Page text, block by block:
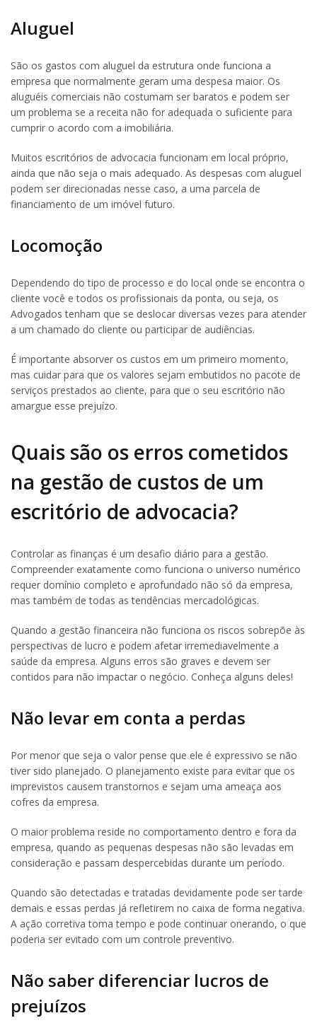
Aluguel
São os gastos com aluguel da estrutura onde funciona a
empresa que normalmente geram uma despesa maior. Os
aluguéis comerciais não costumam ser baratos e podem ser
um problema se a receita não for adequada o suficiente para
cumprir o acordo com a imobiliária.
Muitos escritórios de advocacia funcionam em local próprio,
ainda que não seja o mais adequado. As despesas com aluguel
podem ser direcionadas nesse caso, a uma parcela de
financiamento de um imóvel futuro.
Locomoção
Dependendo do tipo de processo e do local onde se encontra o
cliente você e todos os profissionais da ponta, ou seja, os
Advogados tenham que se deslocar diversas vezes para atender
a um chamado do cliente ou participar de audiências.
É importante absorver os custos em um primeiro momento,
mas cuidar para que os valores sejam embutidos no pacote de
serviços prestados ao cliente, para que o seu escritório não
amargue esse prejuízo.
Quais são os erros cometidos
na gestão de custos de um
escritório de advocacia?
Controlar as finanças é um desafio diário para a gestão.
Compreender exatamente como funciona o universo numérico
requer domínio completo e aprofundado não só da empresa,
mas também de todas as tendências mercadológicas.
Quando a gestão financeira não funciona os riscos sobrepõe às
perspectivas de lucro e podem afetar irremediavelmente a
saúde da empresa. Alguns erros são graves e devem ser
contidos para não impactar o negócio. Conheça alguns deles!
Não levar em conta a perdas
Por menor que seja o valor pense que ele é expressivo se não
tiver sido planejado. O planejamento existe para evitar que os
imprevistos causem transtornos e sejam uma ameaça aos
cofres da empresa.
O maior problema reside no comportamento dentro e fora da
empresa, quando as pequenas despesas não são levadas em
consideração e passam despercebidas durante um período.
Quando são detectadas e tratadas devidamente pode ser tarde
demais e essas perdas já refletirem no caixa de forma negativa.
A ação corretiva toma tempo e pode continuar onerando, o que
poderia ser evitado com um controle preventivo.
Não saber diferenciar lucros de
prejuízos